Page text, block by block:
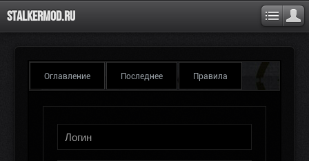
Stalkermod.ru
Оглавление Последнее Правила